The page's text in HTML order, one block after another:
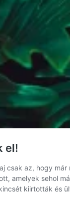
el!
csak az, hogy
amelyek sehol
kiirtották és